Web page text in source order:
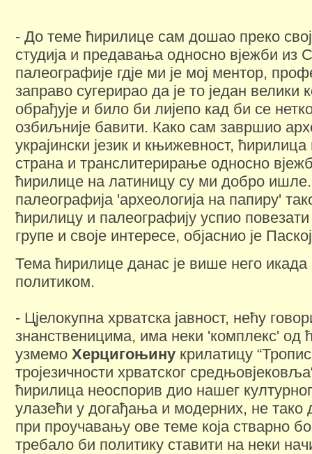
- До теме ћирилице сам дошао преко
студија и предавања односно вјежби из
палеографије гдје ми је мој ментор,
заправо сугерирао да је то један велики
обрађује и било би лијепо кад би се
озбиљније бавити. Како сам завршио
украјински језик и књижевност,
страна и транслитерирање односно
ћирилице на латиницу су ми добро
палеографија 'археологија на папиру'
ћирилицу и палеографију успио повезати
групе и своје интересе, објаснио је
Тема ћирилице данас је више него
политиком.
- Цјелокупна хрватска јавност, нећу
знанственицима, има неки 'комплекс' од
узмемо Херцигоњину крилатицу
тројезичности хрватског
ћирилица неоспорив дио нашег
улазећи у догађања и модерних, не тако
при проучавању ове теме која стварно
требало би политику ставити на неки